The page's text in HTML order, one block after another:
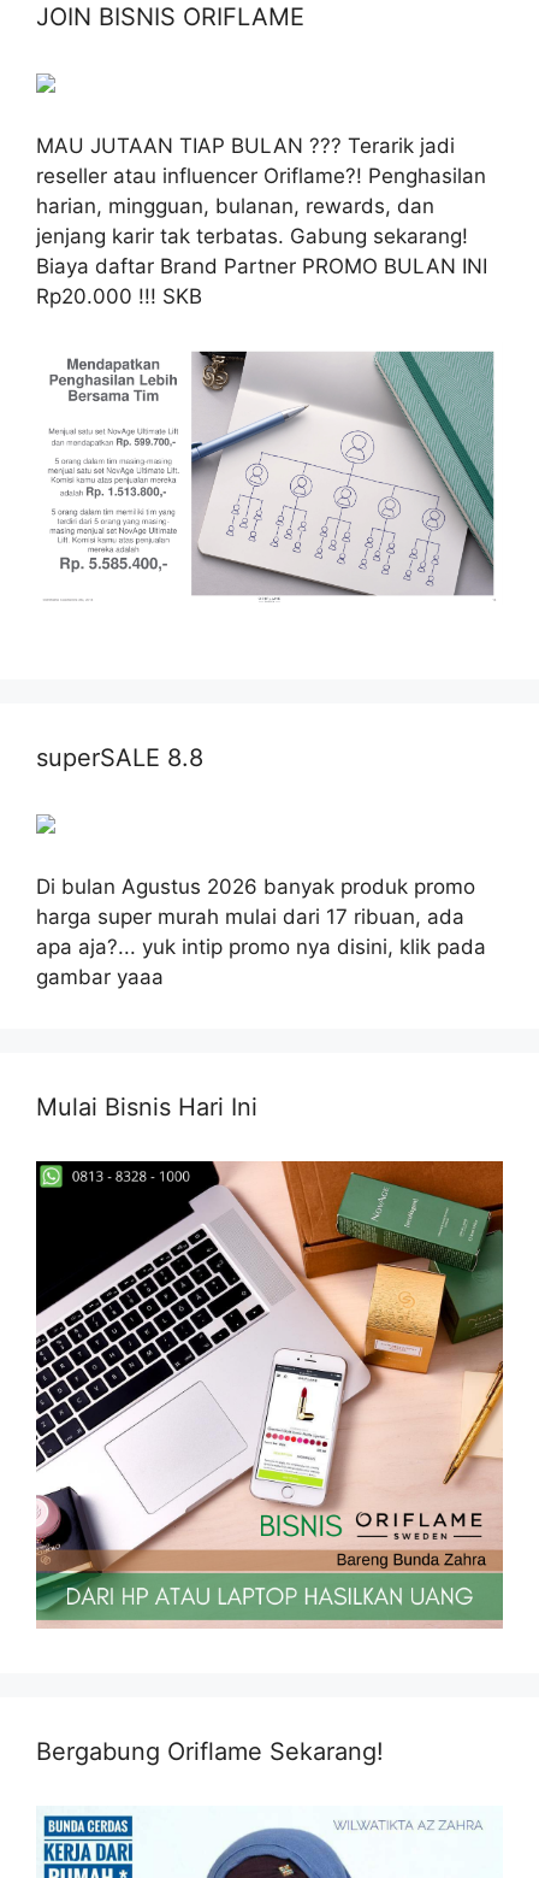
JOIN BISNIS ORIFLAME
MAU JUTAAN TIAP BULAN ??? Terarik jadi
reseller atau influencer Oriflame?! Penghasilan
harian, mingguan, bulanan, rewards, dan
jenjang karir tak terbatas. Gabung sekarang!
Biaya daftar Brand Partner PROMO BULAN INI
Rp20.000 !!! SKB
superSALE 8.8
Di bulan Agustus 2026 banyak produk promo
harga super murah mulai dari 17 ribuan, ada
apa aja?... yuk intip promo nya disini, klik pada
gambar yaaa
Mulai Bisnis Hari Ini
Bergabung Oriflame Sekarang!